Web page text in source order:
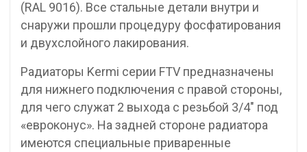
(RAL 9016). Все стальные детали внутри и
снаружи прошли процедуру фосфатирования
и двухслойного лакирования.
Радиаторы Kermi серии FTV предназначены
для нижнего подключения с правой стороны,
для чего служат 2 выхода с резьбой 3/4″ под
«евроконус». На задней стороне радиатора
имеются специальные приваренные